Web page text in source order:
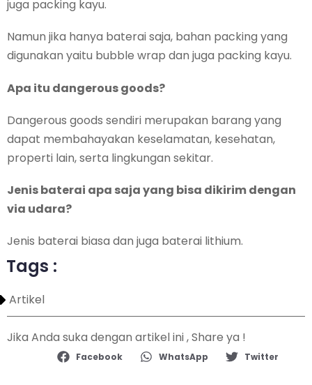
juga packing kayu.
Namun jika hanya baterai saja, bahan packing yang
digunakan yaitu bubble wrap dan juga packing kayu.
Apa itu dangerous goods?
Dangerous goods sendiri merupakan barang yang
dapat membahayakan keselamatan, kesehatan,
properti lain, serta lingkungan sekitar.
Jenis baterai apa saja yang bisa dikirim dengan
via udara?
Jenis baterai biasa dan juga baterai lithium.
Tags :
Artikel
Jika Anda suka dengan artikel ini , Share ya !
Facebook WhatsApp Twitter